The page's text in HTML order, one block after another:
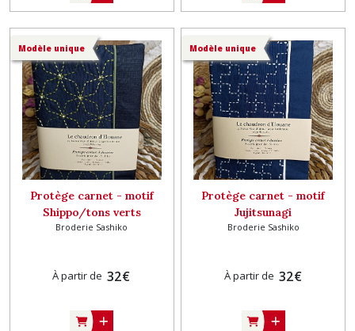
Modèle unique
Protège carnet - motif
Shippo/tons verts
Broderie Sashiko
À partir de 32€
Modèle unique
Protège carnet - motif
Jujitsunagi
Broderie Sashiko
À partir de 32€